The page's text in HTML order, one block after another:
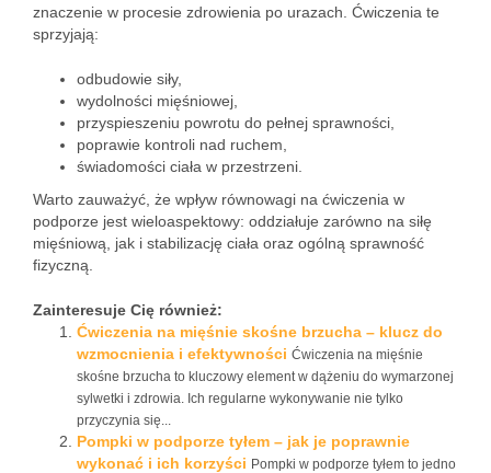
znaczenie w procesie zdrowienia po urazach. Ćwiczenia te
sprzyjają:
odbudowie siły,
wydolności mięśniowej,
przyspieszeniu powrotu do pełnej sprawności,
poprawie kontroli nad ruchem,
świadomości ciała w przestrzeni.
Warto zauważyć, że wpływ równowagi na ćwiczenia w
podporze jest wieloaspektowy: oddziałuje zarówno na siłę
mięśniową, jak i stabilizację ciała oraz ogólną sprawność
fizyczną.
Zainteresuje Cię również:
Ćwiczenia na mięśnie skośne brzucha – klucz do
wzmocnienia i efektywności Ćwiczenia na mięśnie
skośne brzucha to kluczowy element w dążeniu do wymarzonej
sylwetki i zdrowia. Ich regularne wykonywanie nie tylko
przyczynia się...
Pompki w podporze tyłem – jak je poprawnie
wykonać i ich korzyści Pompki w podporze tyłem to jedno